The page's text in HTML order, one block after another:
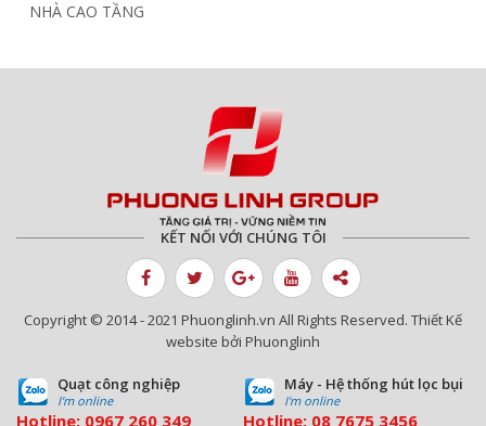
NHÀ CAO TẦNG
KẾT NỐI VỚI CHÚNG TÔI
Copyright © 2014 - 2021 Phuonglinh.vn All Rights Reserved. Thiết Kế
website bởi Phuonglinh
Quạt công nghiệp
I'm online
Hotline: 0967 260 349
Máy - Hệ thống hút lọc bụi
I'm online
Hotline: 08 7675 3456